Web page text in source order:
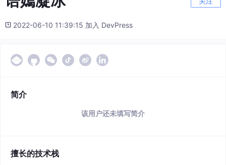
2022-06-10 11:39:15 加入 DevPress
简介
该用户还未填写简介
擅长的技术栈